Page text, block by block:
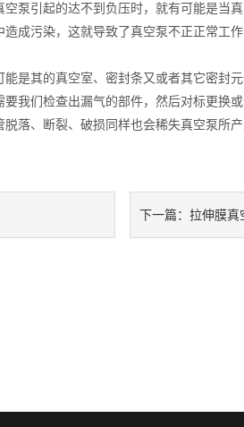
泵引起的达不到负压时，就有可能是当
成污染，这就导致了真空泵不正正常工
其的真空室、密封条又或者其它密封
我们检查出漏气的部件，然后对标更换或
、断裂、破损同样也会稀失真空泵所产
下一篇：拉伸膜真